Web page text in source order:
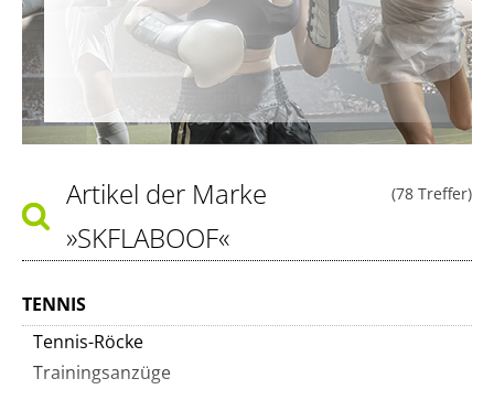
(78 Treffer)
Artikel der Marke
»SKFLABOOF«
TENNIS
Tennis-Röcke
Trainingsanzüge